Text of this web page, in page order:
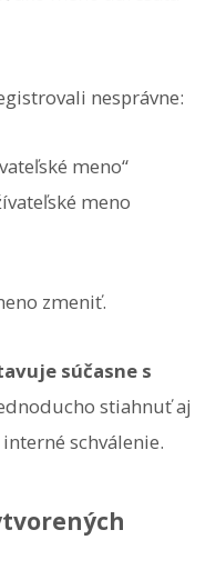
nesprávne:
meno“
meno
zmeniť.
súčasne s
stiahnuť aj
schválenie.